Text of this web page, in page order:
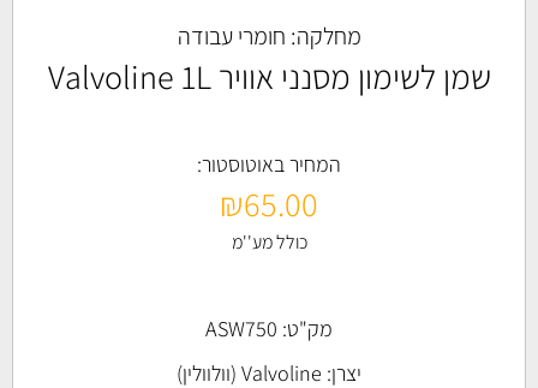
מחלקה: חומרי עבודה
שמן לשימון מסנני אוויר Valvoline 1L
המחיר באוטוסטור:
₪65.00
כולל מע''מ
מק"ט: ASW750
יצרן: Valvoline (וולוולין)